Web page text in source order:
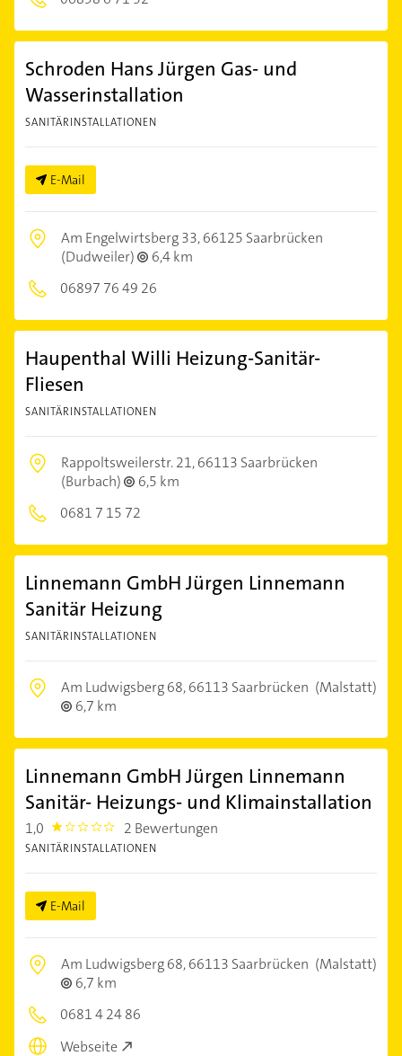
Schroden Hans Jürgen Gas- und
Wasserinstallation
SANITÄRINSTALLATIONEN
E-Mail
Am Engelwirtsberg 33,66125 Saarbrücken
(Dudweiler)
6,4 km
06897 76 49 26
Haupenthal Willi Heizung-Sanitär-
Fliesen
SANITÄRINSTALLATIONEN
Rappoltsweilerstr. 21,66113 Saarbrücken
(Burbach)
6,5 km
0681 7 15 72
Linnemann GmbH Jürgen Linnemann
Sanitär Heizung
SANITÄRINSTALLATIONEN
Am Ludwigsberg 68,66113 Saarbrücken (Malstatt)
6,7 km
Linnemann GmbH Jürgen Linnemann
Sanitär- Heizungs- und Klimainstallation
1,0 1.0 2 Bewertungen
SANITÄRINSTALLATIONEN
E-Mail
Am Ludwigsberg 68,66113 Saarbrücken (Malstatt)
6,7 km
0681 4 24 86
Webseite